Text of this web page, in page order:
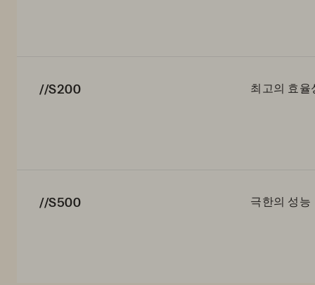
//S200 최고의 효율
//S500 극한의 성능